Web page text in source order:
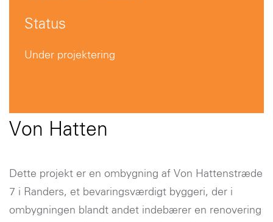
Status
Under projektering
Von Hatten
Dette projekt er en ombygning af Von Hattenstræde
7 i Randers, et bevaringsværdigt byggeri, der i
ombygningen blandt andet indebærer en renovering